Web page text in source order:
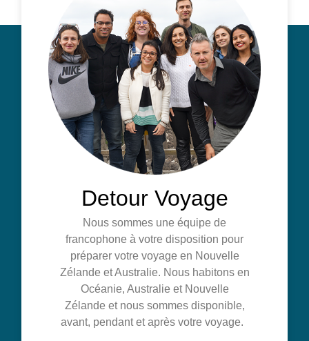
Detour Voyage
Nous sommes une équipe de
francophone à votre disposition pour
préparer votre voyage en Nouvelle
Zélande et Australie. Nous habitons en
Océanie, Australie et Nouvelle
Zélande et nous sommes disponible,
avant, pendant et après votre voyage.